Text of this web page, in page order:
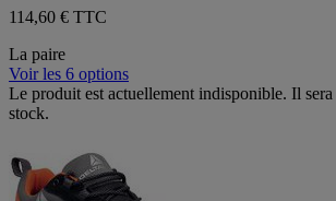
114,60 € TTC
La paire
Voir les 6 options
Le produit est actuellement indisponible. Il
stock.